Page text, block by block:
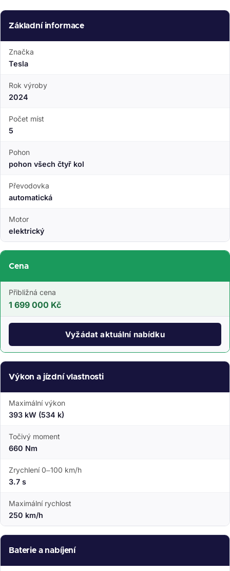
Základní informace
Značka
Tesla
Rok výroby
2024
Počet míst
5
Pohon
pohon všech čtyř kol
Převodovka
automatická
Motor
elektrický
Cena
Přibližná cena
1 699 000 Kč
Vyžádat aktuální nabídku
Výkon a jízdní vlastnosti
Maximální výkon
393 kW (534 k)
Točivý moment
660 Nm
Zrychlení 0–100 km/h
3.7 s
Maximální rychlost
250 km/h
Baterie a nabíjení